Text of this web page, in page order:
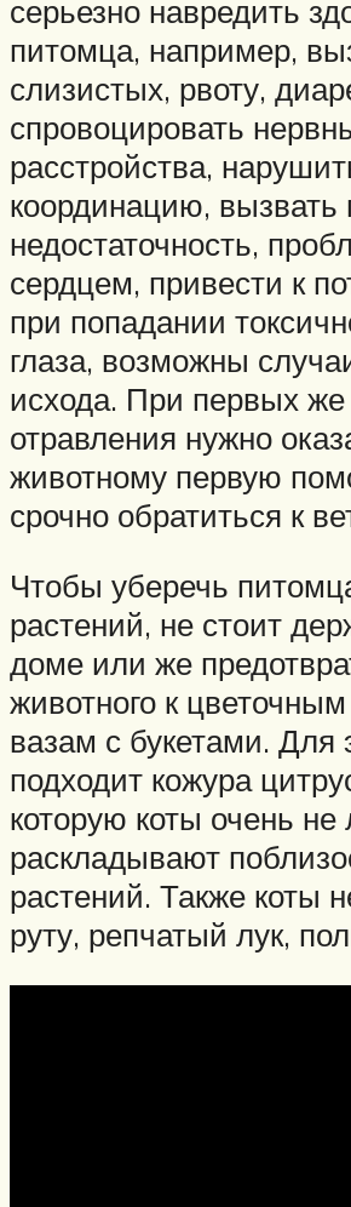
серьезно навредить
питомца, например,
слизистых, рвоту,
спровоцировать
расстройства,
координацию, вызвать
недостаточность,
сердцем, привести к
при попадании
глаза, возможны
исхода. При первых же
отравления нужно
животному первую
срочно обратиться к
Чтобы уберечь
растений, не стоит
доме или же
животного к
вазам с букетами. Для
подходит кожура
которую коты очень
раскладывают
растений. Также коты
руту, репчатый лук,